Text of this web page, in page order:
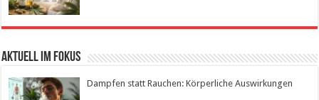
Aktuell im Fokus
Dampfen statt Rauchen: Körperliche Auswirkungen